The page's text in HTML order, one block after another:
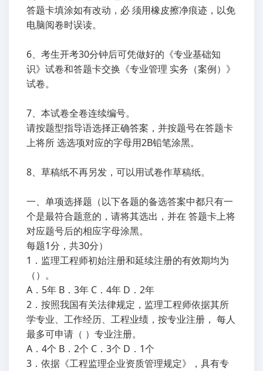
答题卡填涂如有改动，必 须用橡皮擦净痕迹，以免
电脑阅卷时误读。
6、考生开考30分钟后可凭做好的《专业基础知
识》试卷和答题卡交换《专业管理 实务（案例）》
试卷。
7、本试卷全卷连续编号。
请按题型指导语选择正确答案，并按题号在答题卡
上将所 选选项对应的字母用2B铅笔涂黑。
8、草稿纸不再另发，可以用试卷作草稿纸。
一、单项选择题（以下各题的备选答案中都只有一
个是最符合题意的，请将其选出，并在 答题卡上将
对应题号后的相应字母涂黑。
每题1分，共30分）
1．监理工程师初始注册和延续注册的有效期均为
（）。
A．5年 B．3年 C．4年 D．2年
2．按照我国有关法律规定，监理工程师依据其所
学专业、工作经历、工程业绩，按专业注册， 每人
最多可申请（ ）专业注册。
A．4个 B．2个 C．3个 D．1个
3．依据《工程监理企业资质管理规定》，具有专